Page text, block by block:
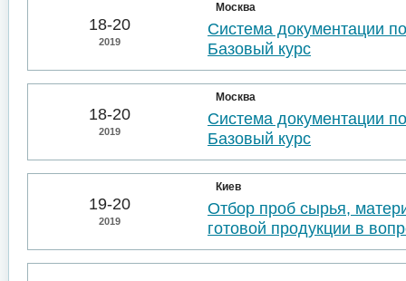
18-20
2019
Москва
Система документации
Базовый курс
18-20
2019
Москва
Система документации
Базовый курс
19-20
2019
Киев
Отбор проб сырья,
готовой продукции в